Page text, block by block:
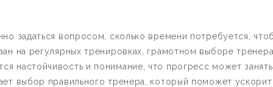
задаться вопросом, сколько времени потребуется,
на регулярных тренировках, грамотном выборе
настойчивость и понимание, что прогресс может занять
выбор правильного тренера, который поможет